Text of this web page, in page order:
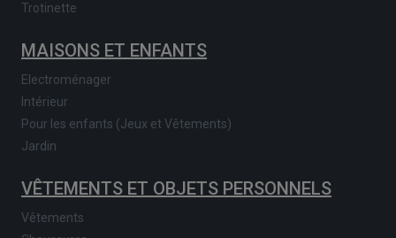
Trotinette
MAISONS ET ENFANTS
Electroménager
Intérieur
Pour les enfants (Jeux et Vêtements)
Jardin
VÊTEMENTS ET OBJETS PERSONNELS
Vêtements